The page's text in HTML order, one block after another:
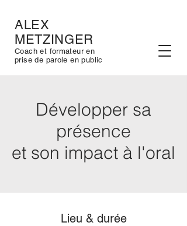
ALEX
METZINGER
Coach et formateur en
prise de parole en public
Développer sa
présence
et son impact à l'oral
Lieu & durée